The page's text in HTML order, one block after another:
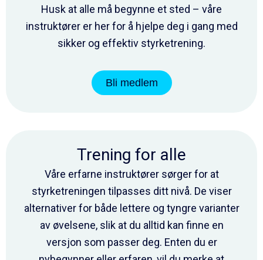
Husk at alle må begynne et sted – våre
instruktører er her for å hjelpe deg i gang med
sikker og effektiv styrketrening.
Bli medlem
Trening for alle
Våre erfarne instruktører sørger for at
styrketreningen tilpasses ditt nivå. De viser
alternativer for både lettere og tyngre varianter
av øvelsene, slik at du alltid kan finne en
versjon som passer deg. Enten du er